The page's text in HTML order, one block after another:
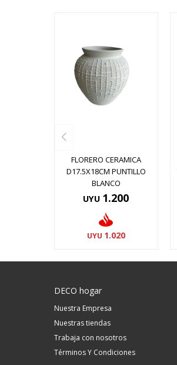
FLORERO CERAMICA
D17.5X18CM PUNTILLO
BLANCO
UYU 1.200
UYU 1.020
DECO hogar
Nuestra Empresa
Nuestras tiendas
Trabaja con nosotros
Términos Y Condiciones